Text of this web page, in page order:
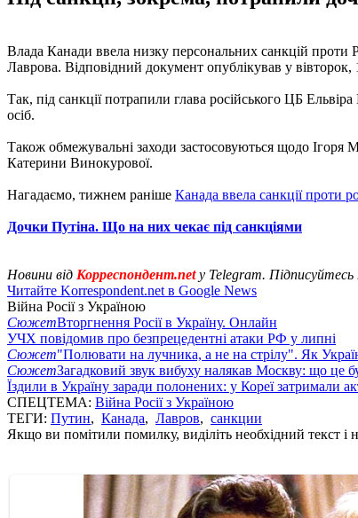
Влада Канади ввела низку персональних санкцій
Лаврова. Відповідний документ опублікував у вівторок,
Так, під санкції потрапили глава російського ЦБ
осіб.
Також обмежувальні заходи застосовуються щодо
Катерини Винокурової.
Нагадаємо, тижнем раніше Канада ввела санкції проти
Дочки Путіна. Що на них чекає під санкціями
Новини від Корреспондент.netу Telegram.
Читайте Korrespondent.net в Google News
Війна Росії з Україною
СюжетВторгнення Росії в Україну. Онлайн
УЧХ повідомив про безпрецедентні атаки РФ у липні
Сюжет"Полювати на лучника, а не на стрілу". Як
СюжетЗагадковий звук вибуху налякав Москву: що це
Їздили в Україну заради полонених: у Кореї затримали
СПЕЦТЕМА: Війна Росії з Україною
ТЕГИ: Путин, Канада, Лавров, санкции
Якщо ви помітили помилку, виділіть необхідний текст